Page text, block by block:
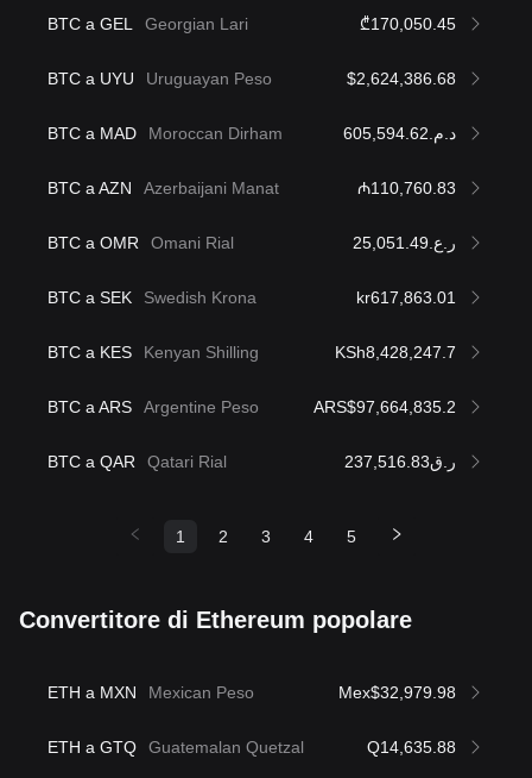
BTC a GEL Georgian Lari ₾170,050.45
BTC a UYU Uruguayan Peso $2,624,386.68
BTC a MAD Moroccan Dirham د.م.605,594.62
BTC a AZN Azerbaijani Manat ₼110,760.83
BTC a OMR Omani Rial ر.ع.25,051.49
BTC a SEK Swedish Krona kr617,863.01
BTC a KES Kenyan Shilling KSh8,428,247.7
BTC a ARS Argentine Peso ARS$97,664,835.2
BTC a QAR Qatari Rial ر.ق237,516.83
1 2 3 4 5
Convertitore di Ethereum popolare
ETH a MXN Mexican Peso Mex$32,979.98
ETH a GTQ Guatemalan Quetzal Q14,635.88